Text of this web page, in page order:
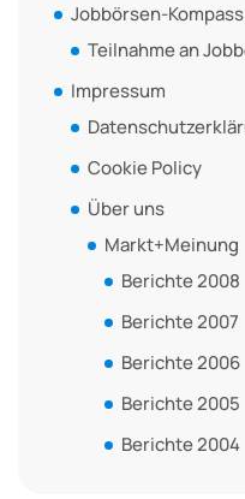
Jobbörsen-Kompass
Teilnahme an
Impressum
Cookie Policy
Über uns
Markt+Meinung
Berichte 2008
Berichte 2007
Berichte 2006
Berichte 2005
Berichte 2004